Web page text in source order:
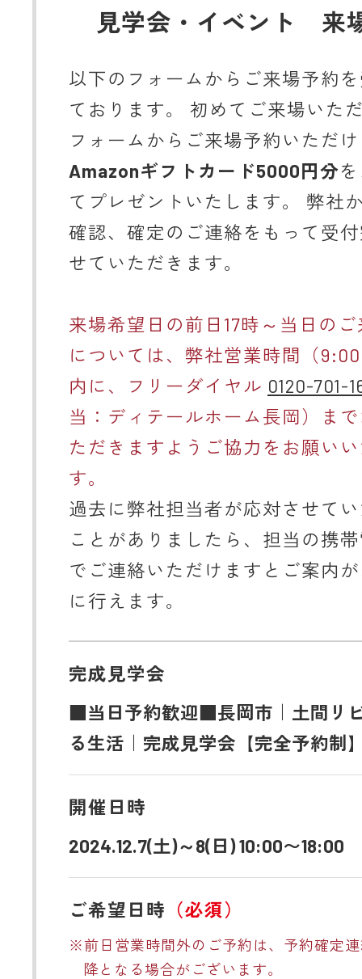
見学会・イベント 来
以下のフォームからご来場予約
ております。 初めてご来場いた
フォームからご来場予約いただ
Amazonギフトカード5000円分
てプレゼントいたします。 弊社
確認、確定のご連絡をもって受
せていただきます。
来場希望日の前日17時～当日の
については、弊社営業時間（
内に、フリーダイヤル 0120-701-
当：ディテールホーム長岡）ま
ただきますようご協力をお願い
す。
過去に弊社担当者が応対させて
ことがありましたら、担当の携
でご連絡いただけますとご案内
に行えます。
完成見学会
■当日予約歓迎■長岡市｜土間リ
る生活｜完成見学会【完全予約制
開催日時
2024.12.7(土)～8(日) 10:00〜18:00
ご希望日時 （必須）
※前日営業時間外のご予約は、予約確定
降となる場合がございます。